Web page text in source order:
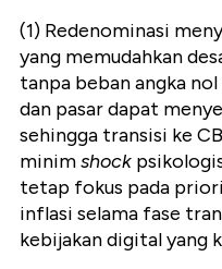
(1) Redenominasi
yang memudahkan
tanpa beban angka
dan pasar dapat
sehingga transisi ke
minimshock
tetap fokus pada
inflasi selama fase
kebijakan digital yang